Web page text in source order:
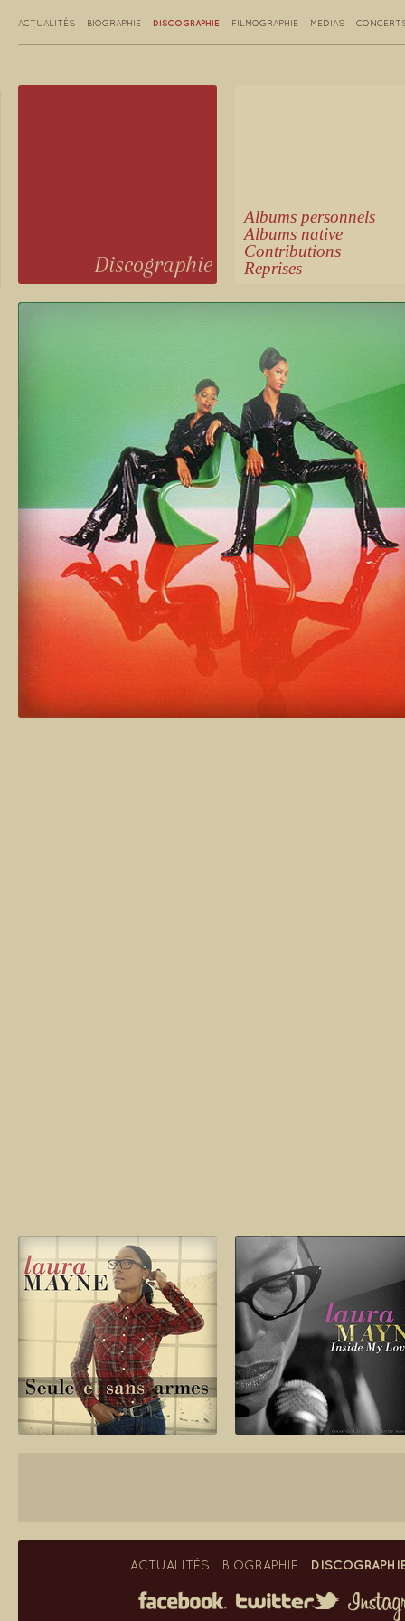
ACTUALITÉS BIOGRAPHIE DISCOGRAPHIE FILMOGRAPHIE MEDIAS
Discographie
Albums personnels
Albums native
Contributions
Reprises
ACTUALITÉS BIOGRAPHIE